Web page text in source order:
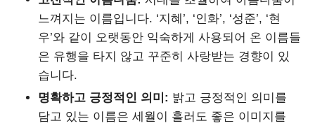
느껴지는 이름입니다. ‘지혜’, ‘인화’, ‘성준’, ‘현
우’와 같이 오랫동안 익숙하게 사용되어 온 이름들
은 유행을 타지 않고 꾸준히 사랑받는 경향이 있
습니다.
명확하고 긍정적인 의미: 밝고 긍정적인 의미를
담고 있는 이름은 세월이 흘러도 좋은 이미지를